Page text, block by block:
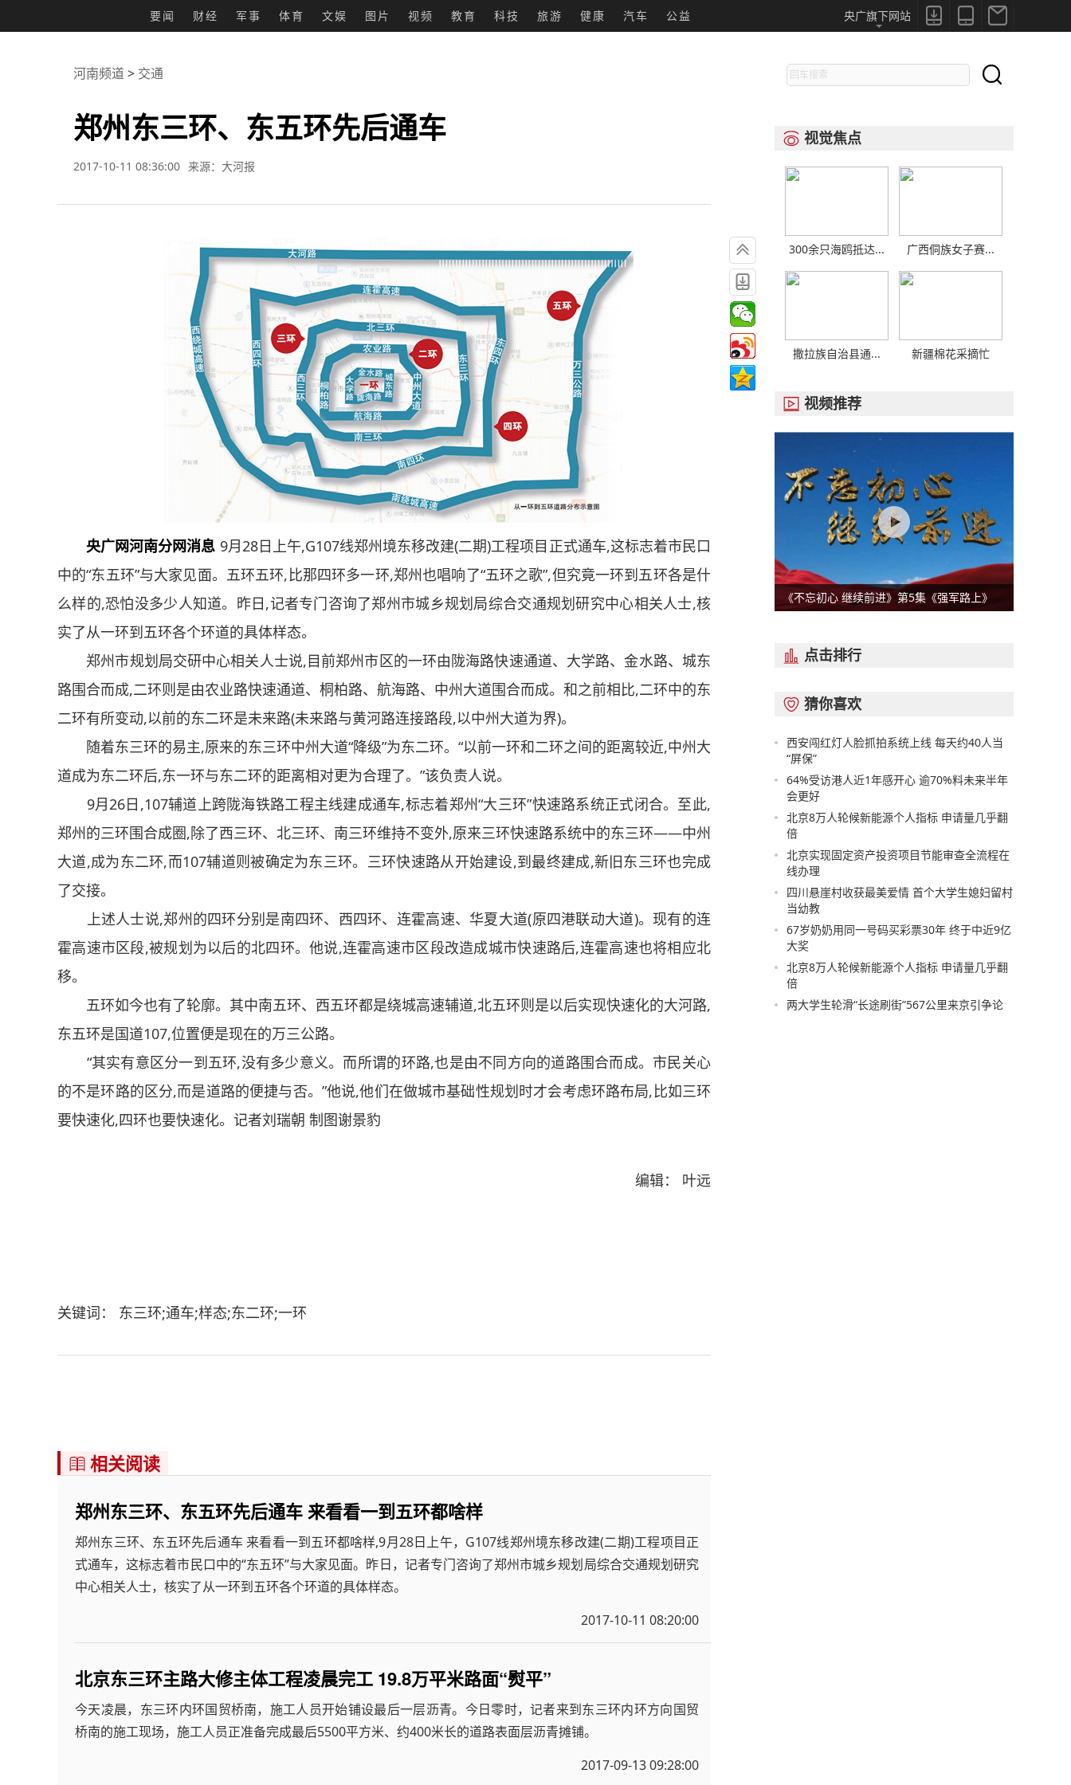
要闻 财经 军事 体育 文娱 图片 视频 教育 科技 旅游 健康 汽车 公益 


央广旗下网站
河南频道> 交通
郑州东三环、东五环先后通车
2017-10-11 08:36:00 来源：大河报
央广网河南分网消息 9月28日上午,G107线郑州境东移改建(二期)工程项目正式通车,这标志着市民口
中的“东五环”与大家见面。五环五环,比那四环多一环,郑州也唱响了“五环之歌”,但究竟一环到五环各是什
么样的,恐怕没多少人知道。昨日,记者专门咨询了郑州市城乡规划局综合交通规划研究中心相关人士,核
实了从一环到五环各个环道的具体样态。
郑州市规划局交研中心相关人士说,目前郑州市区的一环由陇海路快速通道、大学路、金水路、城东
路围合而成,二环则是由农业路快速通道、桐柏路、航海路、中州大道围合而成。和之前相比,二环中的东
二环有所变动,以前的东二环是未来路(未来路与黄河路连接路段,以中州大道为界)。
随着东三环的易主,原来的东三环中州大道“降级”为东二环。“以前一环和二环之间的距离较近,中州大
道成为东二环后,东一环与东二环的距离相对更为合理了。”该负责人说。
9月26日,107辅道上跨陇海铁路工程主线建成通车,标志着郑州“大三环”快速路系统正式闭合。至此,
郑州的三环围合成圈,除了西三环、北三环、南三环维持不变外,原来三环快速路系统中的东三环——中州
大道,成为东二环,而107辅道则被确定为东三环。三环快速路从开始建设,到最终建成,新旧东三环也完成
了交接。
上述人士说,郑州的四环分别是南四环、西四环、连霍高速、华夏大道(原四港联动大道)。现有的连
霍高速市区段,被规划为以后的北四环。他说,连霍高速市区段改造成城市快速路后,连霍高速也将相应北
移。
五环如今也有了轮廓。其中南五环、西五环都是绕城高速辅道,北五环则是以后实现快速化的大河路,
东五环是国道107,位置便是现在的万三公路。
“其实有意区分一到五环,没有多少意义。而所谓的环路,也是由不同方向的道路围合而成。市民关心
的不是环路的区分,而是道路的便捷与否。”他说,他们在做城市基础性规划时才会考虑环路布局,比如三环
要快速化,四环也要快速化。记者刘瑞朝 制图谢景豹
编辑： 叶远
关键词： 东三环;通车;样态;东二环;一环


 相关阅读
郑州东三环、东五环先后通车 来看看一到五环都啥样
郑州东三环、东五环先后通车 来看看一到五环都啥样,9月28日上午，G107线郑州境东移改建(二期)工程项目正
式通车，这标志着市民口中的“东五环”与大家见面。昨日，记者专门咨询了郑州市城乡规划局综合交通规划研究
中心相关人士，核实了从一环到五环各个环道的具体样态。
2017-10-11 08:20:00
北京东三环主路大修主体工程凌晨完工 19.8万平米路面“熨平”
今天凌晨，东三环内环国贸桥南，施工人员开始铺设最后一层沥青。今日零时，记者来到东三环内环方向国贸
桥南的施工现场，施工人员正准备完成最后5500平方米、约400米长的道路表面层沥青摊铺。
2017-09-13 09:28:00

 视觉焦点
300余只海鸥抵达... 广西侗族女子赛...
撒拉族自治县通... 新疆棉花采摘忙
 视频推荐
《不忘初心 继续前进》第5集《强军路上》
 点击排行
 猜你喜欢
西安闯红灯人脸抓拍系统上线 每天约40人当
“屏保”
64%受访港人近1年感开心 逾70%料未来半年
会更好
北京8万人轮候新能源个人指标 申请量几乎翻
倍
北京实现固定资产投资项目节能审查全流程在
线办理
四川悬崖村收获最美爱情 首个大学生媳妇留村
当幼教
67岁奶奶用同一号码买彩票30年 终于中近9亿
大奖
北京8万人轮候新能源个人指标 申请量几乎翻
倍
两大学生轮滑“长途刷街”567公里来京引争论